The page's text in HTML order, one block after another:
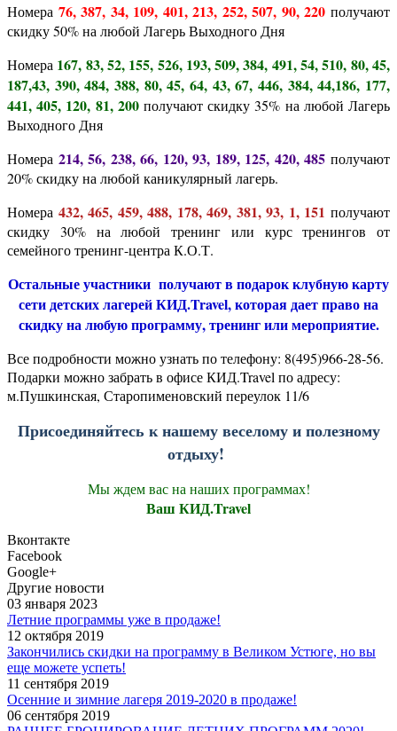
Номера 76, 387, 34, 109, 401, 213, 252, 507, 90, 220 получают
скидку 50% на любой Лагерь Выходного Дня
Номера 167, 83, 52, 155, 526, 193, 509, 384, 491, 54, 510, 80, 45,
187,43, 390, 484, 388, 80, 45, 64, 43, 67, 446, 384, 44,186, 177,
441, 405, 120, 81, 200получают скидку 35% на любой Лагерь
Выходного Дня
Номера 214, 56, 238, 66, 120, 93, 189, 125, 420, 485 получают
20% скидку на любой каникулярный лагерь.
Номера 432, 465, 459, 488, 178, 469, 381, 93, 1, 151 получают
скидку 30% на любой тренинг или курс тренингов от
семейного тренинг-центра К.О.Т.
Остальные участники получают в подарок клубную карту
сети детских лагерей КИД.Travel, которая дает право на
скидку на любую программу, тренинг или мероприятие.
Все подробности можно узнать по телефону: 8(495)966-28-56.
Подарки можно забрать в офисе КИД.Travel по адресу:
м.Пушкинская, Старопименовский переулок 11/6
Присоединяйтесь к нашему веселому и полезному
отдыху!
Мы ждем вас на наших программах!
Ваш КИД.Travel
Вконтакте
Facebook
Google+
Другие новости
03 января 2023
Летние программы уже в продаже!
12 октября 2019
Закончились скидки на программу в Великом Устюге, но вы
еще можете успеть!
11 сентября 2019
Осенние и зимние лагеря 2019-2020 в продаже!
06 сентября 2019